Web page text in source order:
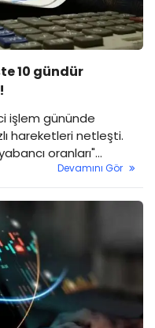
10 gündür
işlem gününde
hareketleri netleşti.
oranları"
yabancı payı yüzde
hisselerdeki istikrarlı
Devamını Gör